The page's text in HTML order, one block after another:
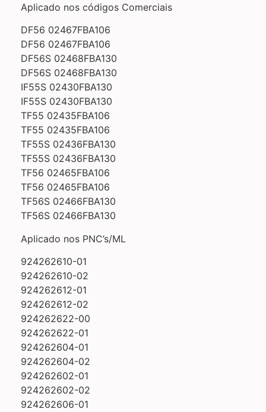
Aplicado nos códigos Comerciais
DF56 02467FBA106
DF56 02467FBA106
DF56S 02468FBA130
DF56S 02468FBA130
IF55S 02430FBA130
IF55S 02430FBA130
TF55 02435FBA106
TF55 02435FBA106
TF55S 02436FBA130
TF55S 02436FBA130
TF56 02465FBA106
TF56 02465FBA106
TF56S 02466FBA130
TF56S 02466FBA130
Aplicado nos PNC’s/ML
924262610-01
924262610-02
924262612-01
924262612-02
924262622-00
924262622-01
924262604-01
924262604-02
924262602-01
924262602-02
924262606-01